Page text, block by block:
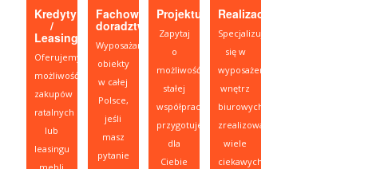
Kredyty
/
Leasing
Oferujemy
możliwość
zakupów
ratalnych
lub
leasingu
mebli
Fachowe
doradztwo
Wyposażamy
obiekty
w całej
Polsce,
jeśli
masz
pytanie
Projektujesz?
Zapytaj
o
możliwość
stałej
współpracy,
przygotujemy
dla
Ciebie
Realizacje
Specjalizujemy
się w
wyposażeniu
wnętrz
biurowych,
zrealizowaliśmy
wiele
ciekawych